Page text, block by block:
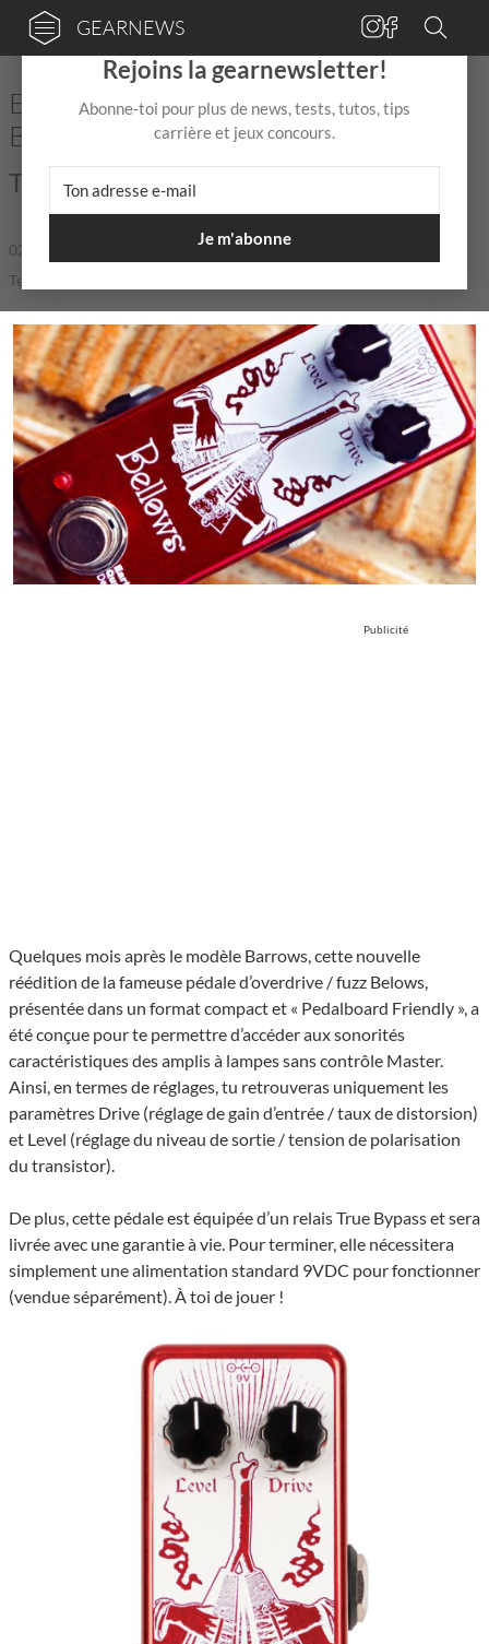
GEARNEWS
EarthQuaker Devices sort la pédale
Bellows Legacy Reissue
Toujours plus de distorsion !
02 Juil |
Temps de lecture: 1 min
Publicité
Quelques mois après le modèle Barrows, cette nouvelle
réédition de la fameuse pédale d’overdrive / fuzz Belows,
présentée dans un format compact et « Pedalboard Friendly », a
été conçue pour te permettre d’accéder aux sonorités
caractéristiques des amplis à lampes sans contrôle Master.
Ainsi, en termes de réglages, tu retrouveras uniquement les
paramètres Drive (réglage de gain d’entrée / taux de distorsion)
et Level (réglage du niveau de sortie / tension de polarisation
du transistor).
De plus, cette pédale est équipée d’un relais True Bypass et sera
livrée avec une garantie à vie. Pour terminer, elle nécessitera
simplement une alimentation standard 9VDC pour fonctionner
(vendue séparément). À toi de jouer !
×
Rejoins la gearnewsletter!
Abonne-toi pour plus de news, tests, tutos, tips
carrière et jeux concours.
Je m'abonne